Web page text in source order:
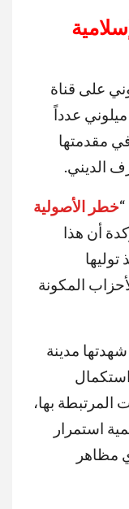
على قناة
عدداً
مقدمتها
الديني.
خطر الأصولية
أن هذا
توليها
المكونة
مدينة
بها،
استمرار
مظاهر